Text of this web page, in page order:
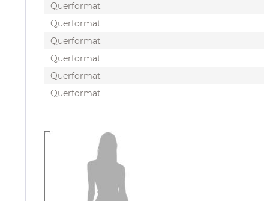
Querformat
Querformat
Querformat
Querformat
Querformat
Querformat